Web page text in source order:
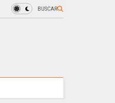
BUSCAR